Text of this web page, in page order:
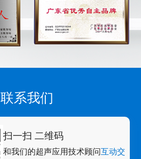
联系我们
扫一扫 二维码
和我们的超声应用技术顾问互动交